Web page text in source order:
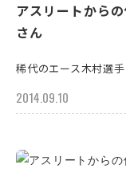
アスリートから
さん
稀代のエース木村選
2014.09.10